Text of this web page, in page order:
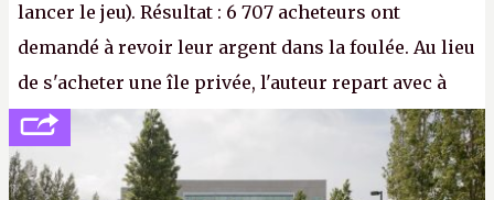
lancer le jeu). Résultat : 6 707 acheteurs ont
demandé à revoir leur argent dans la foulée. Au lieu
de s'acheter une île privée, l'auteur repart avec à
peine 2 000 dollars en poche. C'est toujours plus
cher payé que le temps passé à dev, mais ça
apprendra aux petits malins qu'on ne braque pas